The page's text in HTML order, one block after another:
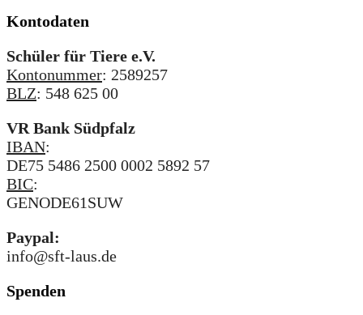
Kontodaten
Schüler für Tiere e.V.
Kontonummer: 2589257
BLZ: 548 625 00
VR Bank Südpfalz
IBAN:
DE75 5486 2500 0002 5892 57
BIC:
GENODE61SUW
Paypal:
info@sft-laus.de
Spenden